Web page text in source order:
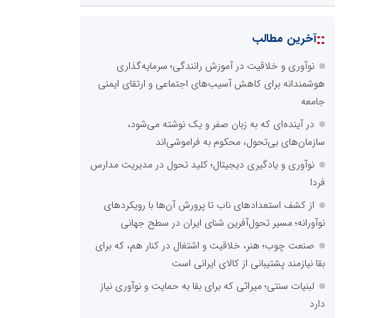
::آخرین مطالب
نوآوری و خلاقیت در آموزش رانندگی؛ سرمایه‌گذاری
هوشمندانه برای کاهش آسیب‌های اجتماعی و ارتقای ایمنی
جامعه
در آینده‌ای که به زبان صفر و یک نوشته می‌شود،
سازمان‌های بی‌تحول، محکوم به فراموشی‌اند
نوآوری و یادگیری دیجیتال؛ کلید تحول در مدیریت مدارس
فردا
از کشف استعدادهای ناب تا پرورش آن‌ها با رویکردهای
نوآورانه؛ مسیر تحول‌آفرین شنای ایران در سطح جهانی
صنعت چوب؛ هنر، خلاقیت و اشتغال در کنار هم، که برای
بقا نیازمند پشتیبانی از کالای ایرانی است
لبنیات سنتی؛ میراثی که برای بقا به حمایت و نوآوری نیاز
دارد